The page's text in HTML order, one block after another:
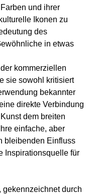
und ihrer
Ikonen zu
des
in etwas
kommerziellen
sie sowohl kritisiert
bekannter
direkte Verbindung
dem breiten
einfache, aber
bleibenden Einfluss
Inspirationsquelle für
gekennzeichnet durch